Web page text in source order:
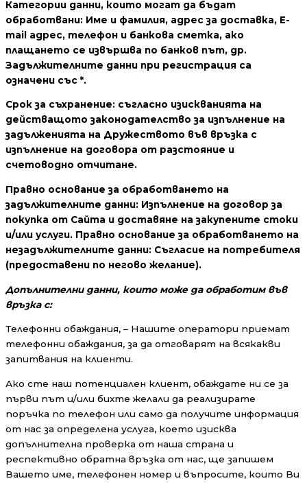
Категории данни, които могат да бъдат
обработвани: Име и фамилия, адрес за доставка, E-
mail адрес, телефон и банкова сметка, ако
плащането се извършва по банков път, др.
Задължителните данни при регистрация са
означени със *.
Срок за съхранение: съгласно изискванията на
действащото законодателствоза изпълнение на
задълженията на Дружеството във връзка с
изпълнение на договора от разстояние и
счетоводно отчитане.
Правно основание за обработването на
задължителните данни: Изпълнение на договор за
покупка от Сайта и доставяне на закупените стоки
и/или услуги. Правно основание за обработването на
незадължителните данни: Съгласие на потребителя
(предоставени по негово желание).
Допълнителни данни, които може да обработим във
връзка с:
Телефонни обаждания, – Нашите оператори приемат
телефонни обаждания, за да отговарят на всякакви
запитвания на клиенти.
Ако сте наш потенциален клиент, обаждате ни се за
първи път и/или бихте желали да реализирате
поръчка по телефон или само да получите информация
от нас за определена услуга, което изисква
допълнителна проверка от наша страна и
респективно обратна връзка от нас, ще запишем
Вашето име, телефонен номер и въпросите, които Ви